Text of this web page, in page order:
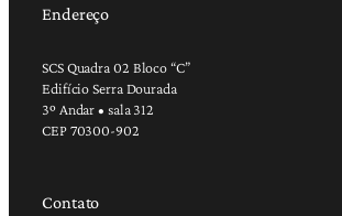
Endereço
SCS Quadra 02 Bloco “C”
Edifício Serra Dourada
3º Andar • sala 312
CEP 70300-902
Contato